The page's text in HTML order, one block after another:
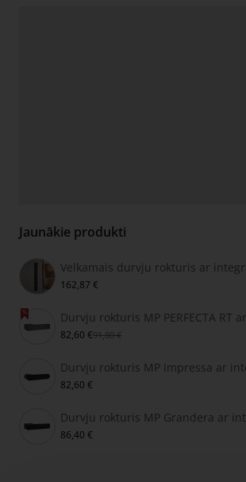
Jaunākie produkti
162,87 €
82,60 €91,80 €
Durvju rokturis MP Impressa ar
82,60 €
Durvju rokturis MP Grandera ar
86,40 €